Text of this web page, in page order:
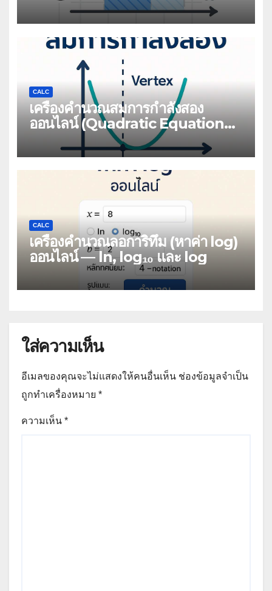
CALC
เครื่องคำนวณสมการกำลังสอง
ออนไลน์ (Quadratic Equation
Calculator)
CALC
เครื่องคำนวณลอการิทึม (หาค่า log)
ออนไลน์ — ln, log₁₀ และ log
ใส่ความเห็น
อีเมลของคุณจะไม่แสดงให้คนอื่นเห็น ช่องข้อมูลจำเป็น
ถูกทำเครื่องหมาย *
ความเห็น *